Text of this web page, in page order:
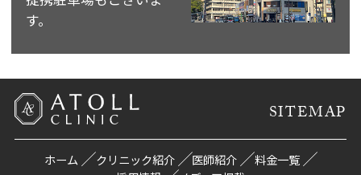
す。
SITEMAP
ホーム クリニック紹介 医師紹介
料金一覧